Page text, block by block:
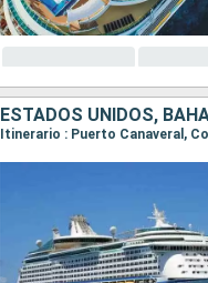
ESTADOS UNIDOS,
Itinerario : Puerto Canaveral,